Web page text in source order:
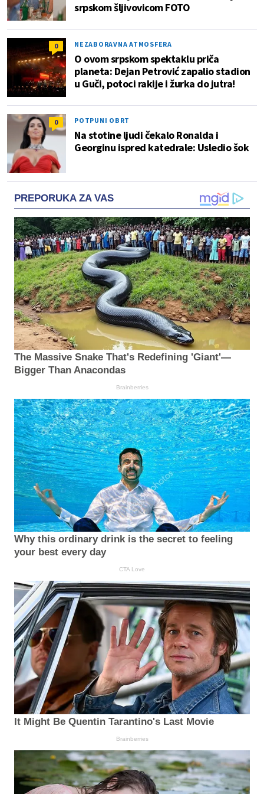
srpskom šljivovicom FOTO
0 NEZABORAVNA ATMOSFERA
O ovom srpskom spektaklu priča
planeta: Dejan Petrović zapalio stadion
u Guči, potoci rakije i žurka do jutra!
0 POTPUNI OBRT
Na stotine ljudi čekalo Ronalda i
Georginu ispred katedrale: Usledio šok
PREPORUKA ZA VAS
The Massive Snake That's Redefining 'Giant'—
Bigger Than Anacondas
Brainberries
Why this ordinary drink is the secret to feeling
your best every day
CTA Love
It Might Be Quentin Tarantino's Last Movie
Brainberries